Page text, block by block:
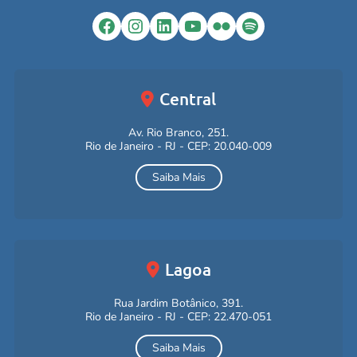
Facebook
Instagram
LinkedIn
YouTube
FlickrSpotify
Central
Av. Rio Branco, 251.
Rio de Janeiro - RJ - CEP: 20.040-009
Saiba Mais
Lagoa
Rua Jardim Botânico, 391.
Rio de Janeiro - RJ - CEP: 22.470-051
Saiba Mais